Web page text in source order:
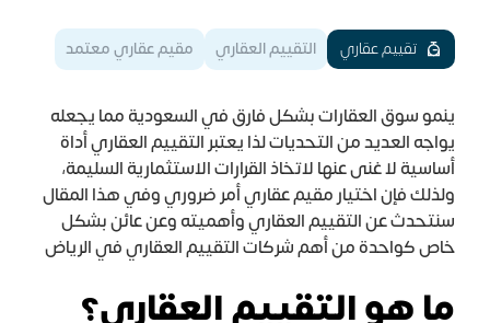
تقييم عقاري التقييم العقاري مقيم عقاري معتمد
ينمو سوق العقارات بشكل فارق في السعودية مما يجعله
يواجه العديد من التحديات لذا يعتبر التقييم العقاري أداة
أساسية لا غنى عنها لاتخاذ القرارات الاستثمارية السليمة،
ولذلك فإن اختيار مقيم عقاري أمر ضروري وفي هذا المقال
سنتحدث عن التقييم العقاري وأهميته وعن عائن بشكل
خاص كواحدة من أهم شركات التقييم العقاري في الرياض
ما هو التقييم العقاري؟